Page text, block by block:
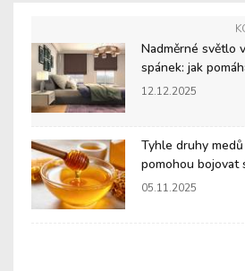
Nadměrné světlo
spánek: jak
12.12.2025
Tyhle druhy
pomohou bojovat
05.11.2025